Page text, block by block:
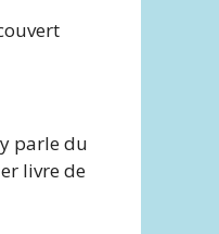
parle du
livre de